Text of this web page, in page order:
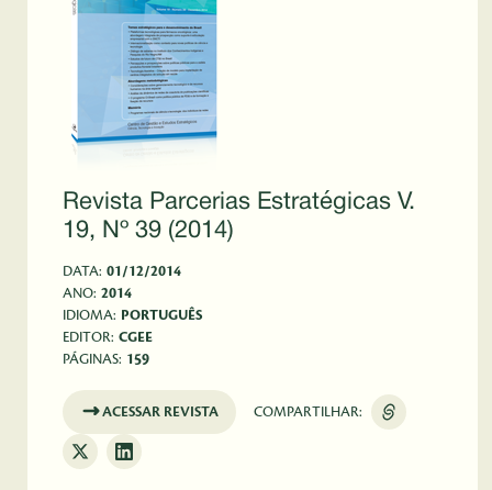
Revista Parcerias Estratégicas V.
19, Nº 39 (2014)
DATA: 01/12/2014
ANO: 2014
IDIOMA: PORTUGUÊS
EDITOR: CGEE
PÁGINAS: 159
ACESSAR REVISTA COMPARTILHAR: